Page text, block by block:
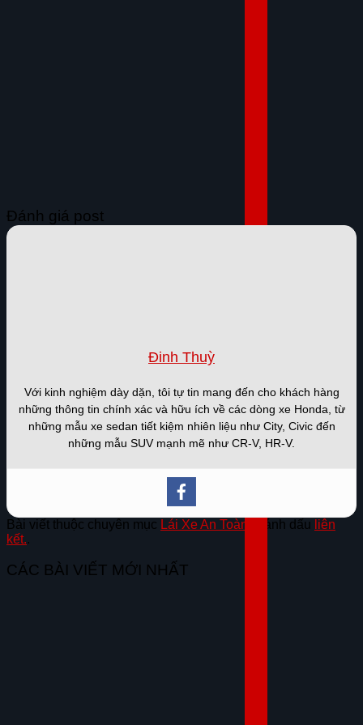
Đánh giá post
Đinh Thuỳ
Với kinh nghiệm dày dặn, tôi tự tin mang đến cho khách hàng
những thông tin chính xác và hữu ích về các dòng xe Honda, từ
những mẫu xe sedan tiết kiệm nhiên liệu như City, Civic đến
những mẫu SUV mạnh mẽ như CR-V, HR-V.
Bài viết thuộc chuyên mục Lái Xe An Toàn . Đánh dấu liên
kết..
CÁC BÀI VIẾT MỚI NHẤT